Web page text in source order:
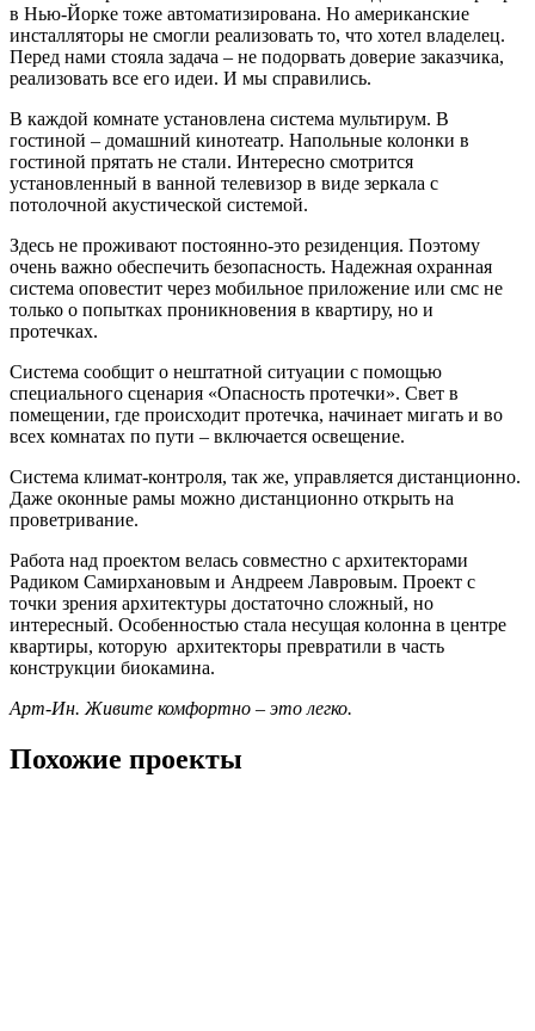
в Нью-Йорке тоже автоматизирована. Но американские
инсталляторы не смогли реализовать то, что хотел владелец.
Перед нами стояла задача – не подорвать доверие заказчика,
реализовать все его идеи. И мы справились.
В каждой комнате установлена система мультирум. В
гостиной – домашний кинотеатр. Напольные колонки в
гостиной прятать не стали. Интересно смотрится
установленный в ванной телевизор в виде зеркала с
потолочной акустической системой.
Здесь не проживают постоянно-это резиденция. Поэтому
очень важно обеспечить безопасность. Надежная охранная
система оповестит через мобильное приложение или смс не
только о попытках проникновения в квартиру, но и
протечках.
Система сообщит о нештатной ситуации с помощью
специального сценария «Опасность протечки». Свет в
помещении, где происходит протечка, начинает мигать и во
всех комнатах по пути – включается освещение.
Система климат-контроля, так же, управляется дистанционно.
Даже оконные рамы можно дистанционно открыть на
проветривание.
Работа над проектом велась совместно с архитекторами
Радиком Самирхановым и Андреем Лавровым. Проект с
точки зрения архитектуры достаточно сложный, но
интересный. Особенностью стала несущая колонна в центре
квартиры, которую архитекторы превратили в часть
конструкции биокамина.
Арт-Ин. Живите комфортно – это легко.
Похожие проекты